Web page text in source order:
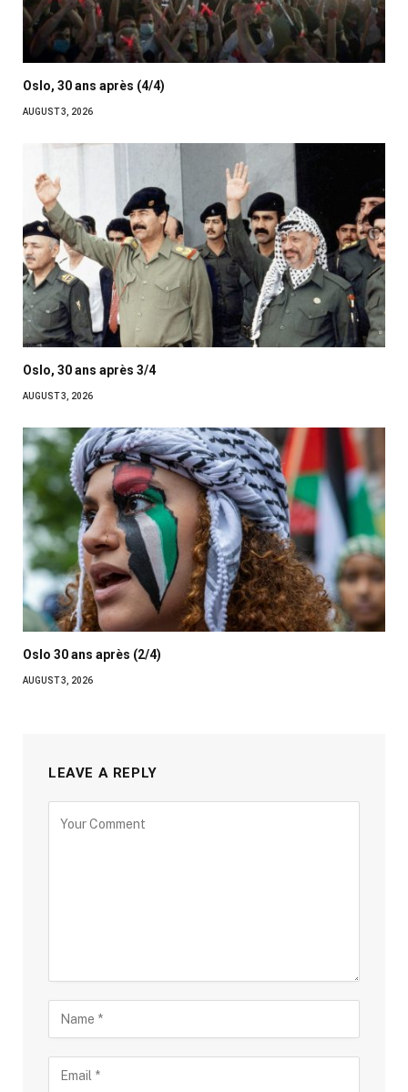
Oslo, 30 ans après (4/4)
AUGUST 3, 2026
Oslo, 30 ans après 3/4
AUGUST 3, 2026
Oslo 30 ans après (2/4)
AUGUST 3, 2026
LEAVE A REPLY